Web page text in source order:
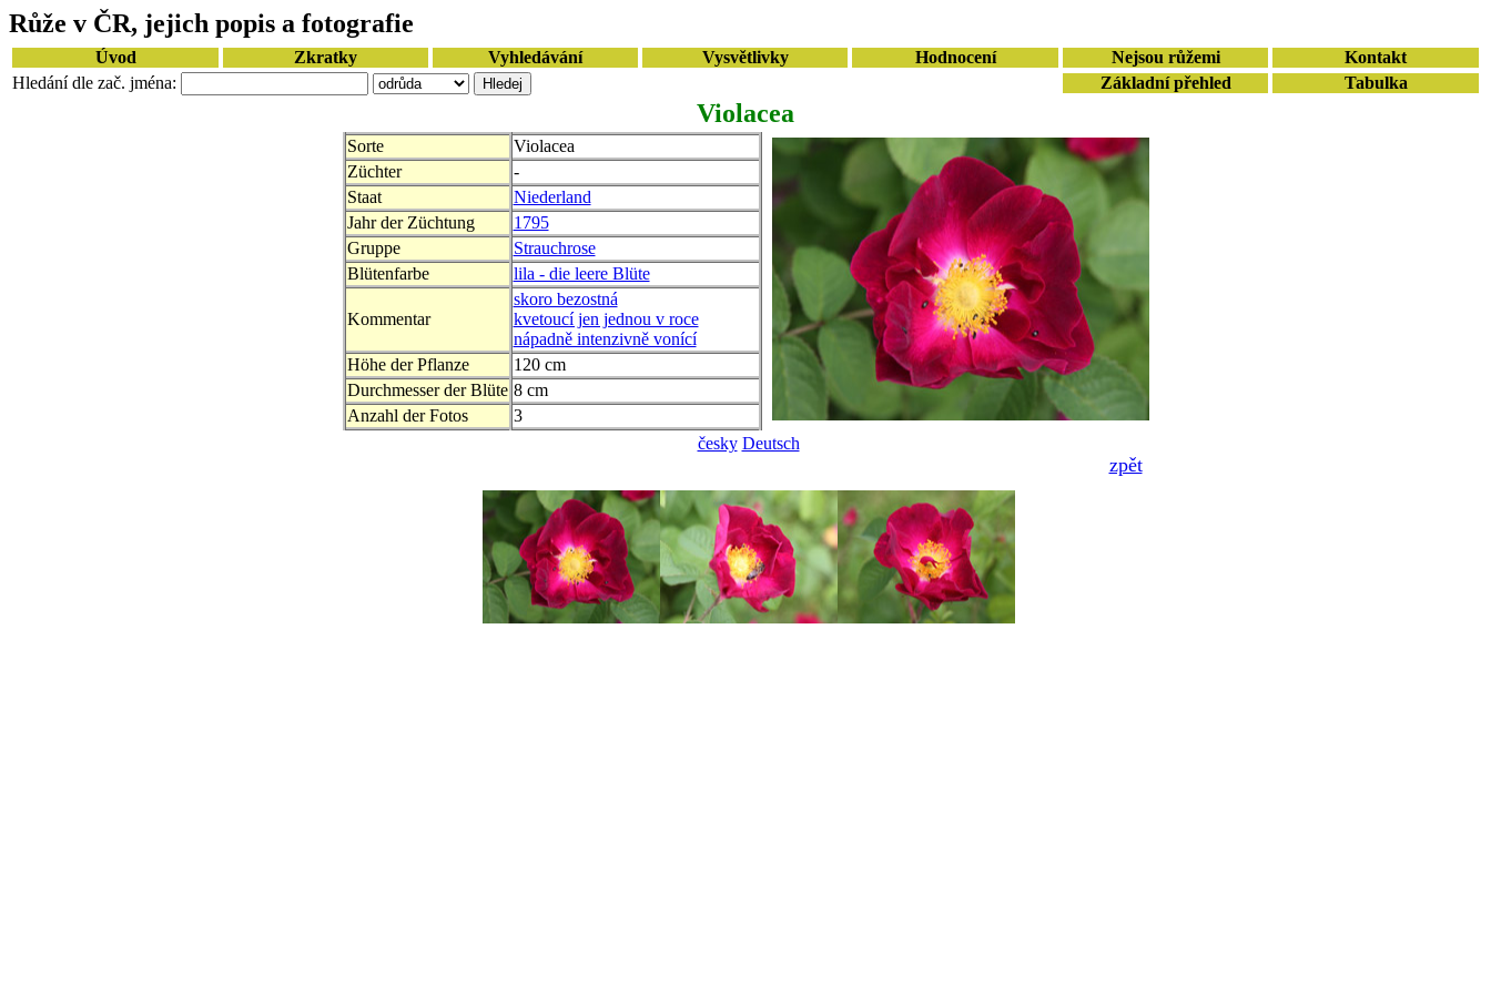
Růže v ČR, jejich popis a fotografie
Úvod Zkratky Vyhledávání Vysvětlivky Hodnocení Nejsou růžemi
Kontakt
Hledání dle zač. jména:
Základní přehled Tabulka
Violacea
Sorte
Violacea
Züchter
-
Staat
Niederland
Jahr der Züchtung
1795
Gruppe
Strauchrose
Blütenfarbe
lila - die leere Blüte
Kommentar
skoro bezostná
kvetoucí jen jednou v roce
nápadně intenzivně vonící
Höhe der Pflanze
120 cm
Durchmesser der Blüte 8 cm
Anzahl der Fotos
3
česky Deutsch
zpět